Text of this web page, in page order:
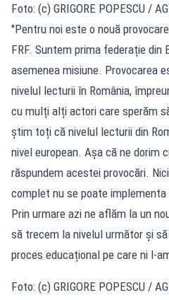
Foto: (c) GRIGORE POPESCU /
''Pentru noi este o nouă
FRF. Suntem prima federație din
asemenea misiune. Provocarea
nivelul lecturii în România,
cu mulți alți actori care sperăm
știm toți că nivelul lecturii din
nivel european. Așa că ne dorim
răspundem acestei provocări.
complet nu se poate
Prin urmare azi ne aflăm la un
să trecem la nivelul următor și
proces educațional pe care ni l-
Foto: (c) GRIGORE POPESCU /